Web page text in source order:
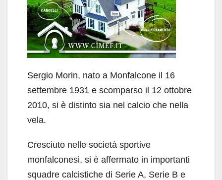
Sergio Morin, nato a Monfalcone il 16
settembre 1931 e scomparso il 12 ottobre
2010, si è distinto sia nel calcio che nella
vela.
Cresciuto nelle società sportive
monfalconesi, si è affermato in importanti
squadre calcistiche di Serie A, Serie B e